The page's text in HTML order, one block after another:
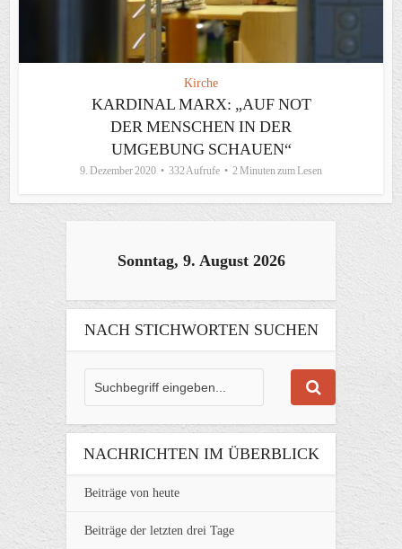
Kirche
KARDINAL MARX: „AUF NOT
DER MENSCHEN IN DER
UMGEBUNG SCHAUEN“
9. Dezember 2020 332 Aufrufe 2 Minuten zum Lesen
Sonntag, 9. August 2026
NACH STICHWORTEN SUCHEN
NACHRICHTEN IM ÜBERBLICK
Beiträge von heute
Beiträge der letzten drei Tage